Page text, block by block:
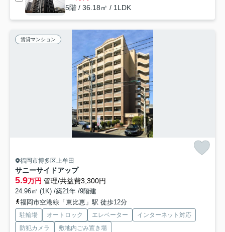
5階 / 36.18㎡ / 1LDK
賃貸マンション
福岡市博多区上牟田
サニーサイドアップ
5.9万円 管理/共益費3,300円
24.96㎡ (1K) /築21年 /9階建
福岡市空港線「東比恵」駅 徒歩12分
駐輪場 オートロック エレベーター
インターネット対応
防犯カメラ
敷地内ごみ置き場